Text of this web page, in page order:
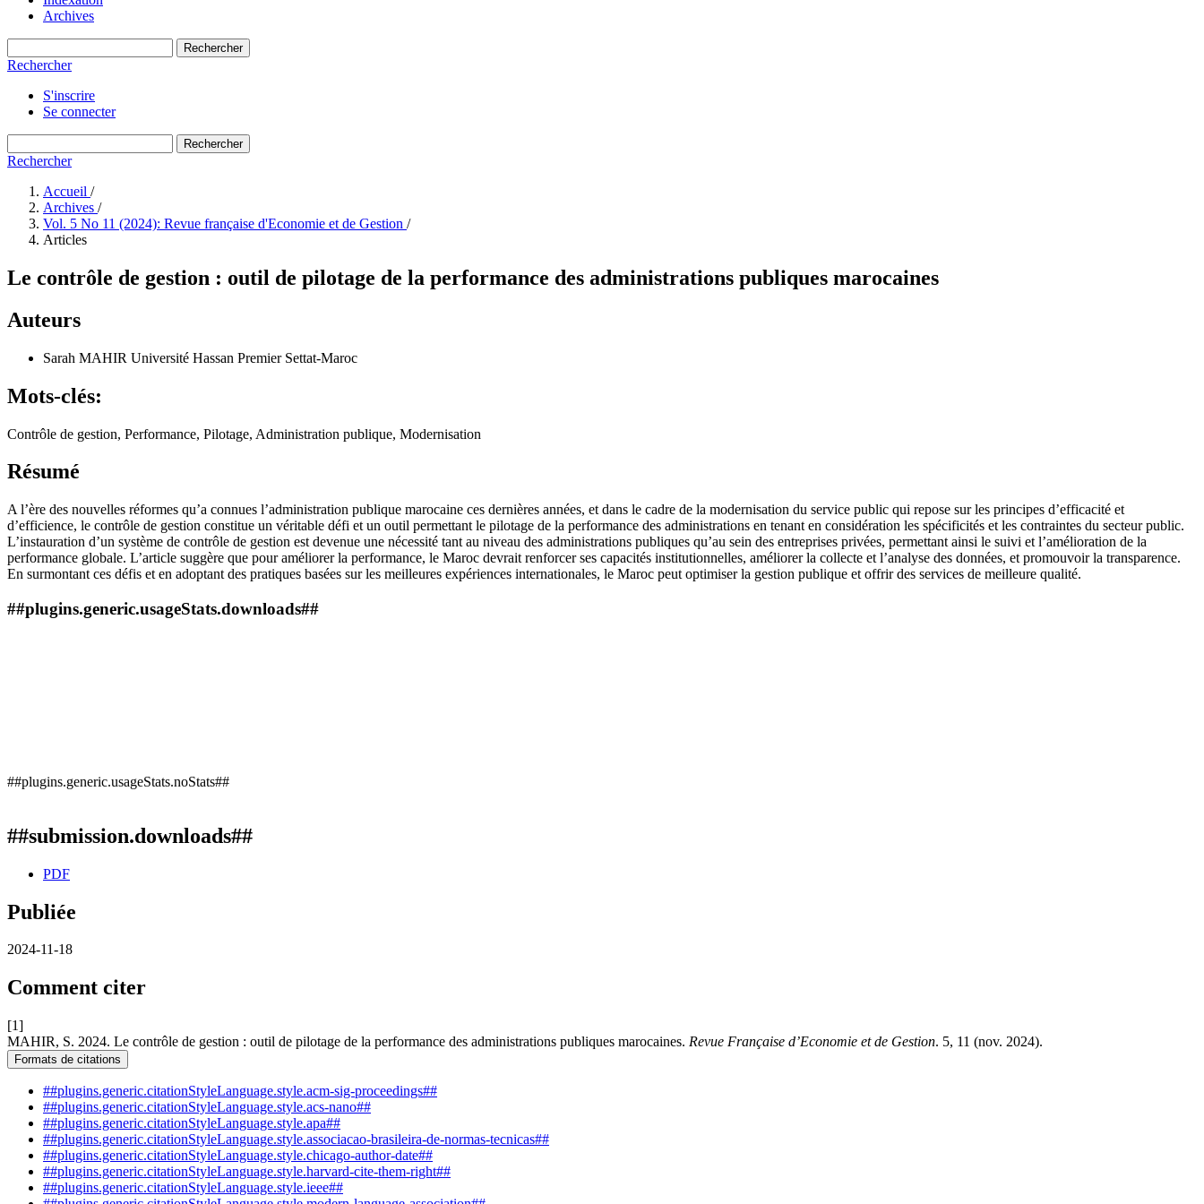
Archives
Rechercher
Rechercher
S'inscrire
Se connecter
Rechercher
Rechercher
Accueil /
Archives /
Vol. 5 No 11 (2024): Revue française d'Economie et de Gestion /
Articles
Le contrôle de gestion : outil de pilotage de la performance des administrations publiques marocaines
Auteurs
Sarah MAHIR Université Hassan Premier Settat-Maroc
Mots-clés:
Contrôle de gestion, Performance, Pilotage, Administration publique, Modernisation
Résumé
A l’ère des nouvelles réformes qu’a connues l’administration publique marocaine ces dernières années, et dans le cadre de la modernisation du service public qui repose sur les principes d’efficacité et
d’efficience, le contrôle de gestion constitue un véritable défi et un outil permettant le pilotage de la performance des administrations en tenant en considération les spécificités et les contraintes du secteur public.
L’instauration d’un système de contrôle de gestion est devenue une nécessité tant au niveau des administrations publiques qu’au sein des entreprises privées, permettant ainsi le suivi et l’amélioration de la
performance globale. L’article suggère que pour améliorer la performance, le Maroc devrait renforcer ses capacités institutionnelles, améliorer la collecte et l’analyse des données, et promouvoir la transparence.
En surmontant ces défis et en adoptant des pratiques basées sur les meilleures expériences internationales, le Maroc peut optimiser la gestion publique et offrir des services de meilleure qualité.
##plugins.generic.usageStats.downloads##
##plugins.generic.usageStats.noStats##
##submission.downloads##
PDF
Publiée
2024-11-18
Comment citer
[1]
MAHIR, S. 2024. Le contrôle de gestion : outil de pilotage de la performance des administrations publiques marocaines. Revue Française d’Economie et de Gestion. 5, 11 (nov. 2024).
Formats de citations
##plugins.generic.citationStyleLanguage.style.acm-sig-proceedings##
##plugins.generic.citationStyleLanguage.style.acs-nano##
##plugins.generic.citationStyleLanguage.style.apa##
##plugins.generic.citationStyleLanguage.style.associacao-brasileira-de-normas-tecnicas##
##plugins.generic.citationStyleLanguage.style.chicago-author-date##
##plugins.generic.citationStyleLanguage.style.harvard-cite-them-right##
##plugins.generic.citationStyleLanguage.style.ieee##